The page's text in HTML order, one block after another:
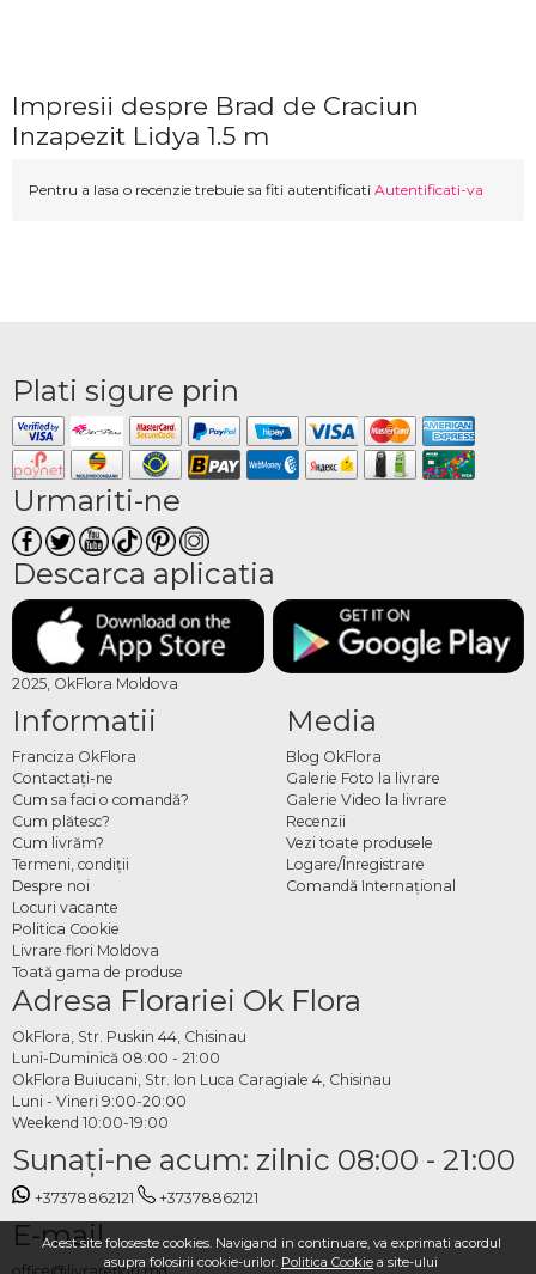
Acest site foloseste cookies. Navigand in continuare, va exprimati acordul
asupra folosirii cookie-urilor. Politica Cookie a site-ului
Impresii despre Brad de Craciun
Inzapezit Lidya 1.5 m
Pentru a lasa o recenzie trebuie sa fiti autentificati Autentificati-va
Plati sigure prin
Urmariti-ne
Descarca aplicatia
2025, OkFlora Moldova
Informatii
Franciza OkFlora
Contactaţi-ne
Cum sa faci o comandă?
Cum plătesc?
Cum livrăm?
Termeni, condiţii
Despre noi
Locuri vacante
Politica Cookie
Livrare flori Moldova
Toată gama de produse
Media
Blog OkFlora
Galerie Foto la livrare
Galerie Video la livrare
Recenzii
Vezi toate produsele
Logare/Înregistrare
Comandă Internațional
Adresa Florariei Ok Flora
OkFlora, Str. Puskin 44, Chisinau
Luni-Duminică 08:00 - 21:00
OkFlora Buiucani, Str. Ion Luca Caragiale 4, Chisinau
Luni - Vineri 9:00-20:00
Weekend 10:00-19:00
Sunaţi-ne acum: zilnic 08:00 - 21:00
+37378862121 +37378862121
E-mail